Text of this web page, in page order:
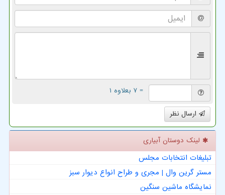
= ۷ بعلاوه ۱
ارسال نظر
لینک دوستان آبیاری
تبلیغات انتخابات مجلس
مستر گرین وال | مجری و طراح انواع دیوار سبز
نمایشگاه ماشین سنگین